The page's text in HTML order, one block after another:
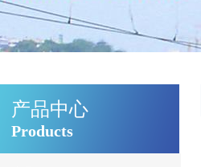
产品中心
Products